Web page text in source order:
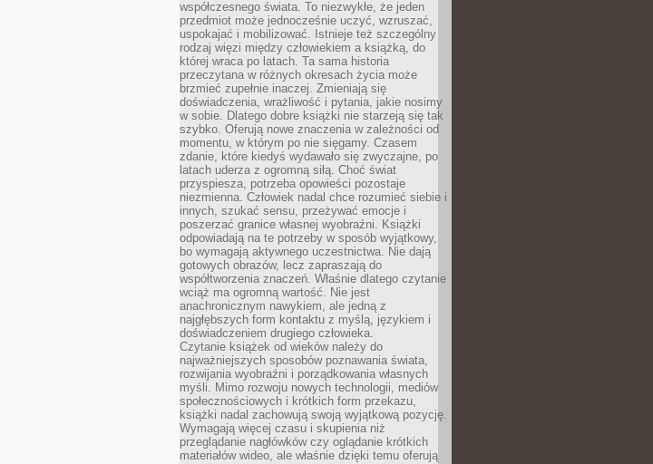
współczesnego świata. To niezwykłe, że jeden
przedmiot może jednocześnie uczyć, wzruszać,
uspokajać i mobilizować. Istnieje też szczególny
rodzaj więzi między człowiekiem a książką, do
której wraca po latach. Ta sama historia
przeczytana w różnych okresach życia może
brzmieć zupełnie inaczej. Zmieniają się
doświadczenia, wrażliwość i pytania, jakie nosimy
w sobie. Dlatego dobre książki nie starzeją się tak
szybko. Oferują nowe znaczenia w zależności od
momentu, w którym po nie sięgamy. Czasem
zdanie, które kiedyś wydawało się zwyczajne, po
latach uderza z ogromną siłą. Choć świat
przyspiesza, potrzeba opowieści pozostaje
niezmienna. Człowiek nadal chce rozumieć siebie i
innych, szukać sensu, przeżywać emocje i
poszerzać granice własnej wyobraźni. Książki
odpowiadają na te potrzeby w sposób wyjątkowy,
bo wymagają aktywnego uczestnictwa. Nie dają
gotowych obrazów, lecz zapraszają do
współtworzenia znaczeń. Właśnie dlatego czytanie
wciąż ma ogromną wartość. Nie jest
anachronicznym nawykiem, ale jedną z
najgłębszych form kontaktu z myślą, językiem i
doświadczeniem drugiego człowieka.
Czytanie książek od wieków należy do
najważniejszych sposobów poznawania świata,
rozwijania wyobraźni i porządkowania własnych
myśli. Mimo rozwoju nowych technologii, mediów
społecznościowych i krótkich form przekazu,
książki nadal zachowują swoją wyjątkową pozycję.
Wymagają więcej czasu i skupienia niż
przeglądanie nagłówków czy oglądanie krótkich
materiałów wideo, ale właśnie dzięki temu oferują